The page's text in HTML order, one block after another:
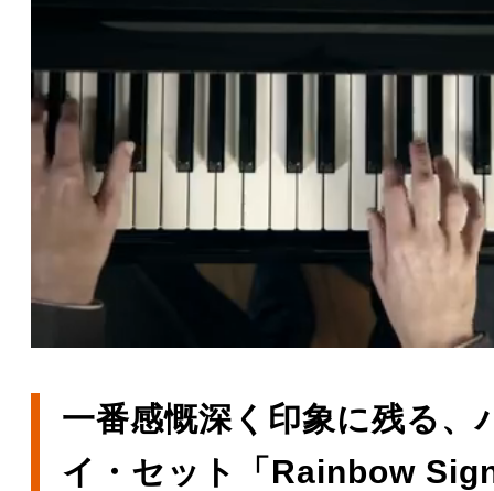
一番感慨深く印象に残る、
イ・セット「Rainbow